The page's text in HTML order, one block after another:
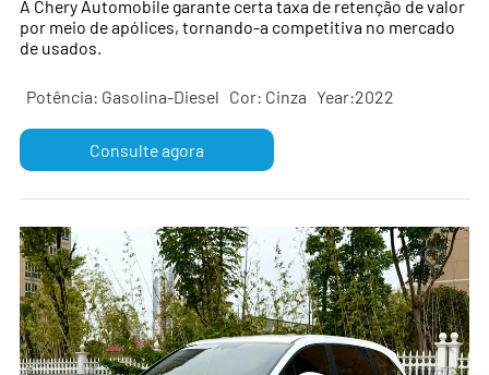
A Chery Automobile garante certa taxa de retenção de valor
por meio de apólices, tornando-a competitiva no mercado
de usados.
Potência: Gasolina-Diesel Cor: Cinza Year:2022
Consulte agora